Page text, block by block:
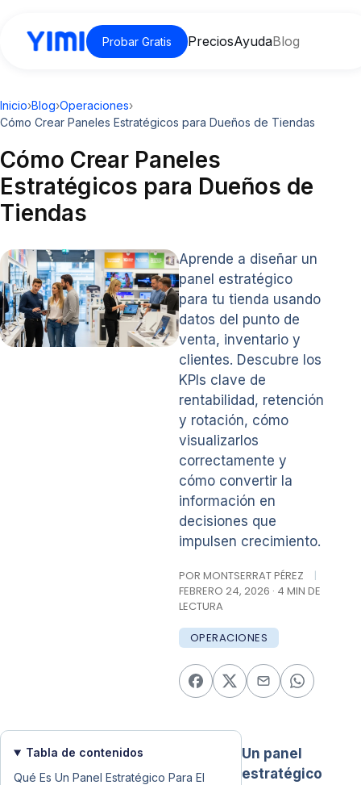
Probar Gratis PreciosAyudaBlog
Inicio›Blog›Operaciones›
Cómo Crear Paneles Estratégicos para Dueños de Tiendas
Cómo Crear Paneles
Estratégicos para Dueños de
Tiendas
Aprende a diseñar un
panel estratégico
para tu tienda usando
datos del punto de
venta, inventario y
clientes. Descubre los
KPIs clave de
rentabilidad, retención
y rotación, cómo
visualizarlos
correctamente y
cómo convertir la
información en
decisiones que
impulsen crecimiento.
POR MONTSERRAT PÉREZ
|
FEBRERO 24, 2026 · 4 MIN DE
LECTURA
OPERACIONES
Tabla de contenidos
Qué Es Un Panel Estratégico Para El
Un panel
estratégico